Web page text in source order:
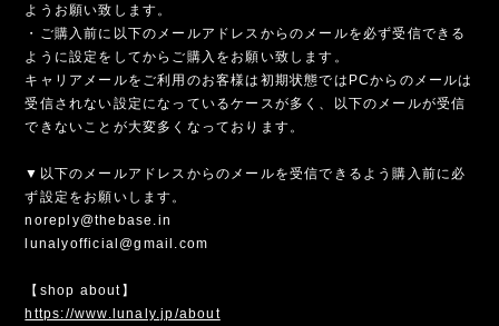
ようお願い致します。
・ご購入前に以下のメールアドレスからのメールを必ず受信できる
ように設定をしてからご購入をお願い致します。
キャリアメールをご利用のお客様は初期状態ではPCからのメールは
受信されない設定になっているケースが多く、以下のメールが受信
できないことが大変多くなっております。
▼以下のメールアドレスからのメールを受信できるよう購入前に必
ず設定をお願いします。
noreply@thebase.in
lunalyofficial@gmail.com
【shop about】
https://www.lunaly.jp/about